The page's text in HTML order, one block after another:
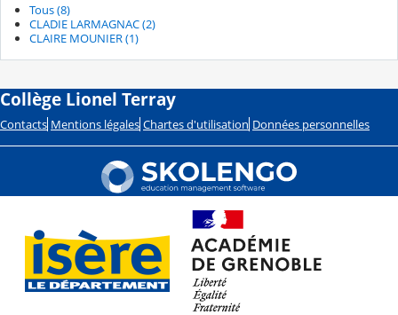
Tous (8)
CLADIE LARMAGNAC (2)
CLAIRE MOUNIER (1)
Collège Lionel Terray
Contacts Mentions légales Chartes d'utilisation Données personnelles